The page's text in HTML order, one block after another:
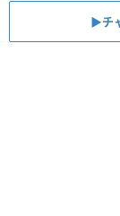
▶︎チ